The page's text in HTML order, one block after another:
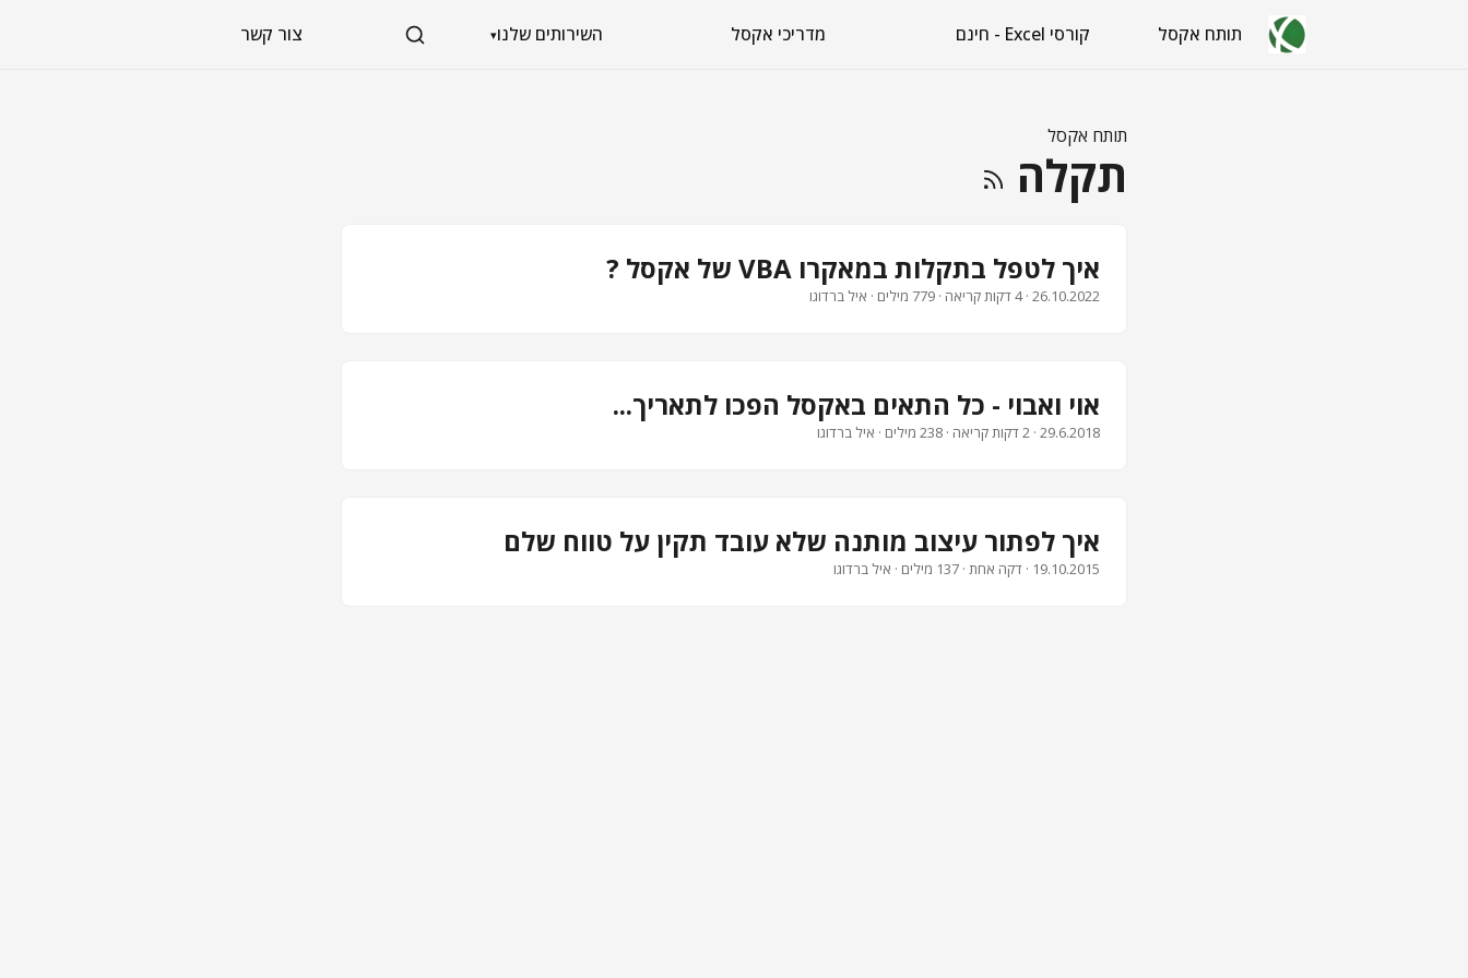
תותח אקסל קורסי Excel - חינם מדריכי אקסל השירותים שלנו▾ צור קשר
תותח אקסל
תקלה
איך לטפל בתקלות במאקרו VBA של אקסל ?
26.10.2022 · 4 דקות קריאה · 779 מילים · איל ברדוגו
אוי ואבוי - כל התאים באקסל הפכו לתאריך...
29.6.2018 · 2 דקות קריאה · 238 מילים · איל ברדוגו
איך לפתור עיצוב מותנה שלא עובד תקין על טווח שלם
19.10.2015 · דקה אחת · 137 מילים · איל ברדוגו